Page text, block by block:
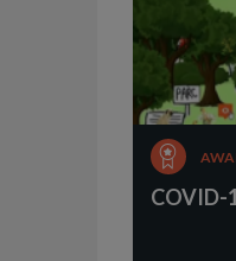
COVID-